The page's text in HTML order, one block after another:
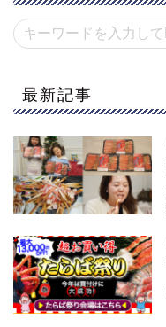
最新記事